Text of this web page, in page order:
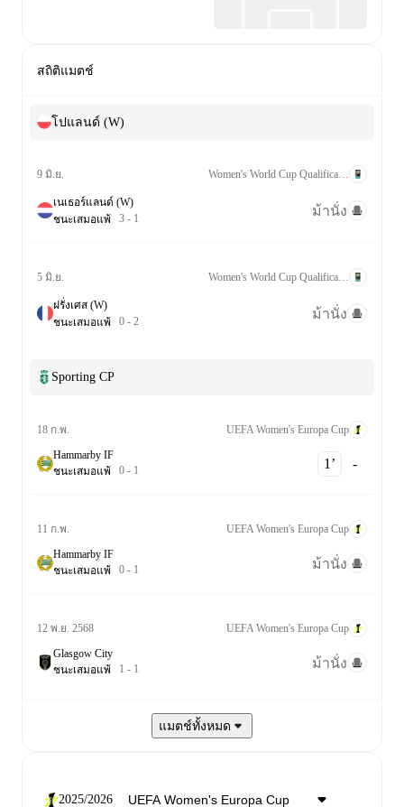
สถิติแมตช์
โปแลนด์ (W)
9 มิ.ย.
เนเธอร์แลนด์ (W)
ชนะเสมอแพ้ 3 - 1
ม้านั่ง
5 มิ.ย.
ฝรั่งเศส (W)
ชนะเสมอแพ้ 0 - 2
ม้านั่ง
Sporting CP
18 ก.พ. UEFA Women's Europa Cup
Hammarby IF
ชนะเสมอแพ้ 0 - 1 1‎’‎ -
11 ก.พ. UEFA Women's Europa Cup
Hammarby IF
ชนะเสมอแพ้ 0 - 1 ม้านั่ง
12 พ.ย. 2568 UEFA Women's Europa Cup
Glasgow City
ชนะเสมอแพ้ 1 - 1 ม้านั่ง
แมตช์ทั้งหมด
2025/2026